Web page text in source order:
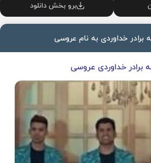
برو بخش دانلود
برادر خداوردی به نام عروسی
برادر خداوردی عروسی